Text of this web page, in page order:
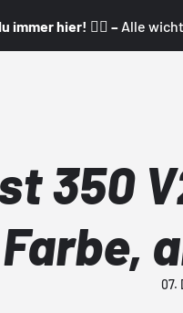
hier! 👇🏼 – Alle
350
Farbe,
07.